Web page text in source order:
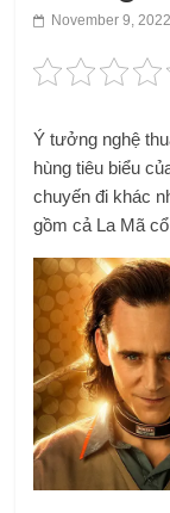
November 9, 2022
Ý tưởng nghệ
hùng tiêu biểu
chuyến đi khác
gồm cả La Mã